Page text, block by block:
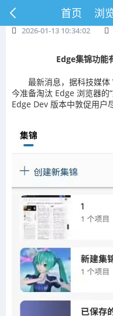
首页 浏
2026-01-13 10:34:02
Edge集锦功能
最新消息，据科技媒
今准备淘汰 Edge 浏览器
Edge Dev 版本中敦促用户